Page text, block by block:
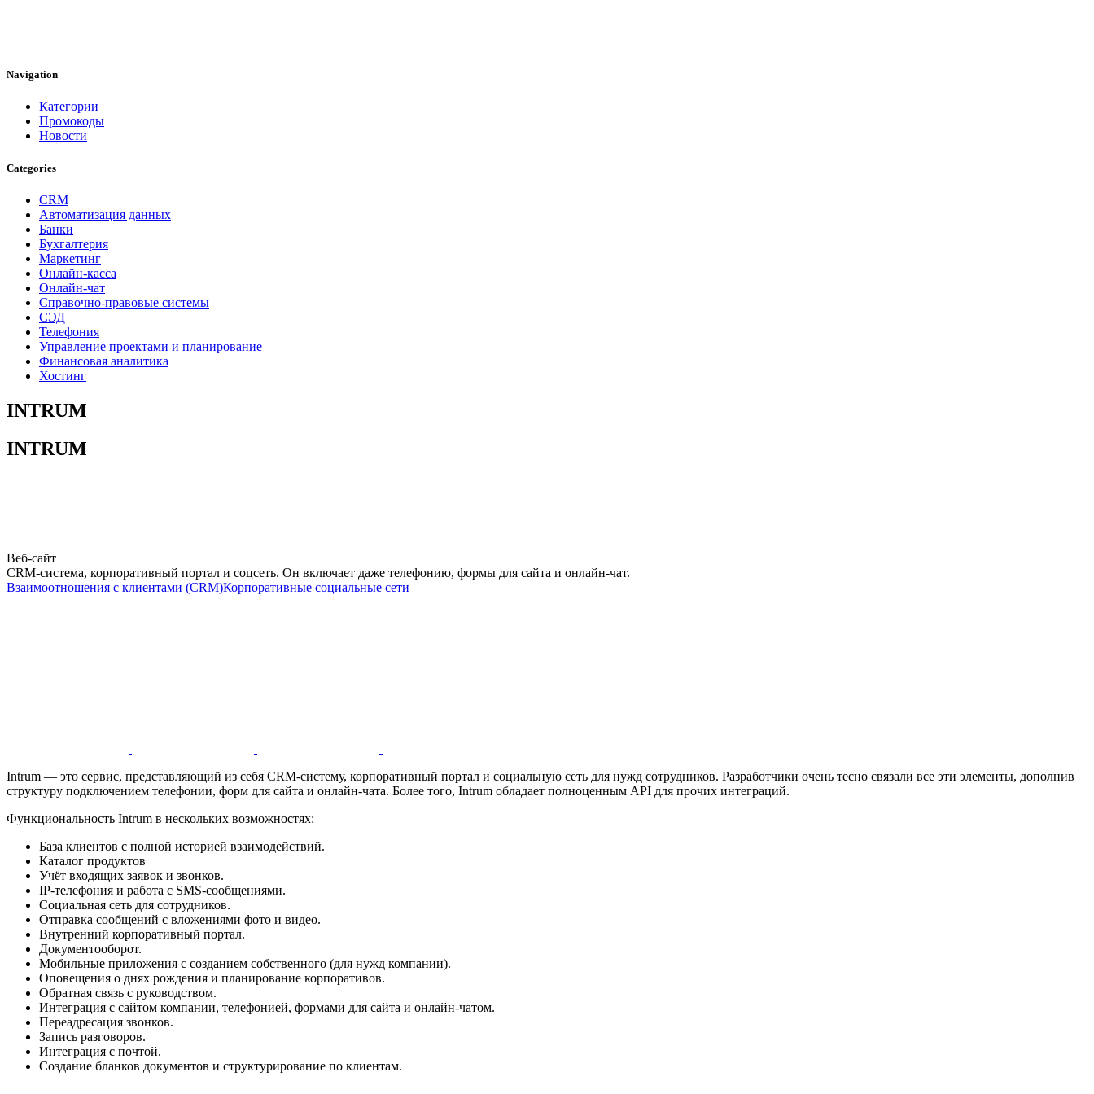
Navigation
Категории
Промокоды
Новости
Categories
CRM
Автоматизация данных
Банки
Бухгалтерия
Маркетинг
Онлайн-касса
Онлайн-чат
Справочно-правовые системы
СЭД
Телефония
Управление проектами и планирование
Финансовая аналитика
Хостинг
INTRUM
INTRUM
Веб-сайт
CRM-система, корпоративный портал и соцсеть. Он включает даже телефонию, формы для сайта и онлайн-чат.
Взаимоотношения с клиентами (CRM)Корпоративные социальные сети
Intrum — это сервис, представляющий из себя CRM-систему, корпоративный портал и социальную сеть для нужд сотрудников. Разработчики очень тесно связали все эти элементы, дополнив
структуру подключением телефонии, форм для сайта и онлайн-чата. Более того, Intrum обладает полноценным API для прочих интеграций.
Функциональность Intrum в нескольких возможностях:
База клиентов с полной историей взаимодействий.
Каталог продуктов
Учёт входящих заявок и звонков.
IP-телефония и работа с SMS-сообщениями.
Социальная сеть для сотрудников.
Отправка сообщений с вложениями фото и видео.
Внутренний корпоративный портал.
Документооборот.
Мобильные приложения с созданием собственного (для нужд компании).
Оповещения о днях рождения и планирование корпоративов.
Обратная связь с руководством.
Интеграция с сайтом компании, телефонией, формами для сайта и онлайн-чатом.
Переадресация звонков.
Запись разговоров.
Интеграция с почтой.
Создание бланков документов и структурирование по клиентам.